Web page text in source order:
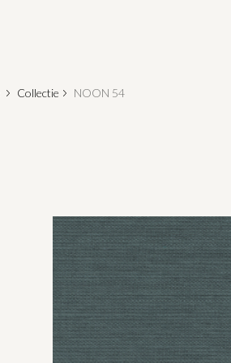
Collectie NOON 54